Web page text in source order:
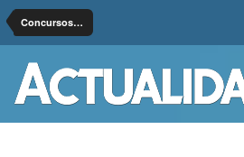
Concursos Oficiales